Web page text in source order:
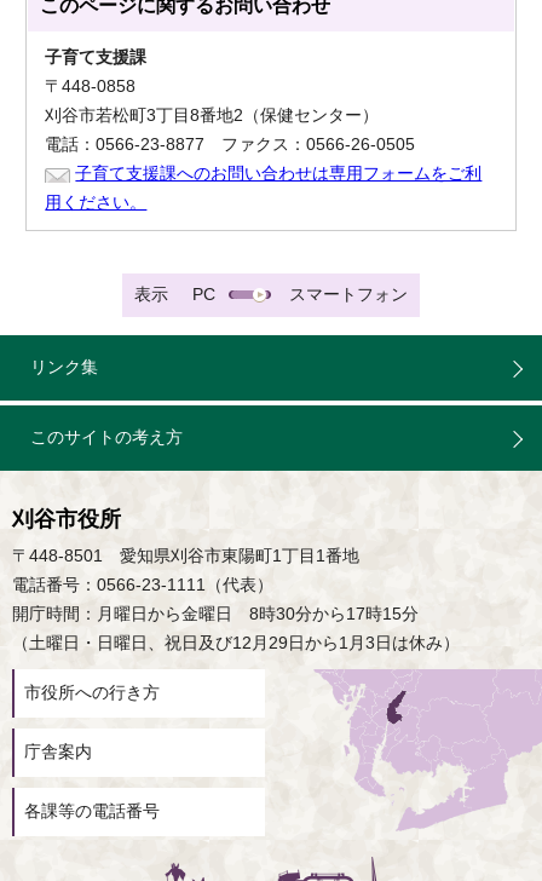
このページに関するお問い合わせ
子育て支援課
〒448-0858
刈谷市若松町3丁目8番地2（保健センター）
電話：0566-23-8877 ファクス：0566-26-0505
子育て支援課へのお問い合わせは専用フォームをご利
用ください。
表示 PC スマートフォン
リンク集
このサイトの考え方
刈谷市役所
〒448-8501 愛知県刈谷市東陽町1丁目1番地
電話番号：0566-23-1111（代表）
開庁時間：月曜日から金曜日 8時30分から17時15分
（土曜日・日曜日、祝日及び12月29日から1月3日は休み）
市役所への行き方
庁舎案内
各課等の電話番号